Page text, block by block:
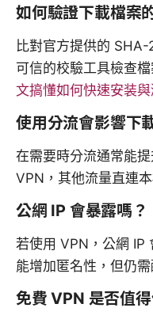
如何驗證下載檔案
比對官方提供的
可信的校驗工具檢查檔
文搞懂如何快速安装
使用分流會影響下
在需要時分流通常能
VPN，其他流量直連
公網 IP 會暴露嗎？
若使用 VPN，公網 IP
能增加匿名性，但仍
免費 VPN 是否值得